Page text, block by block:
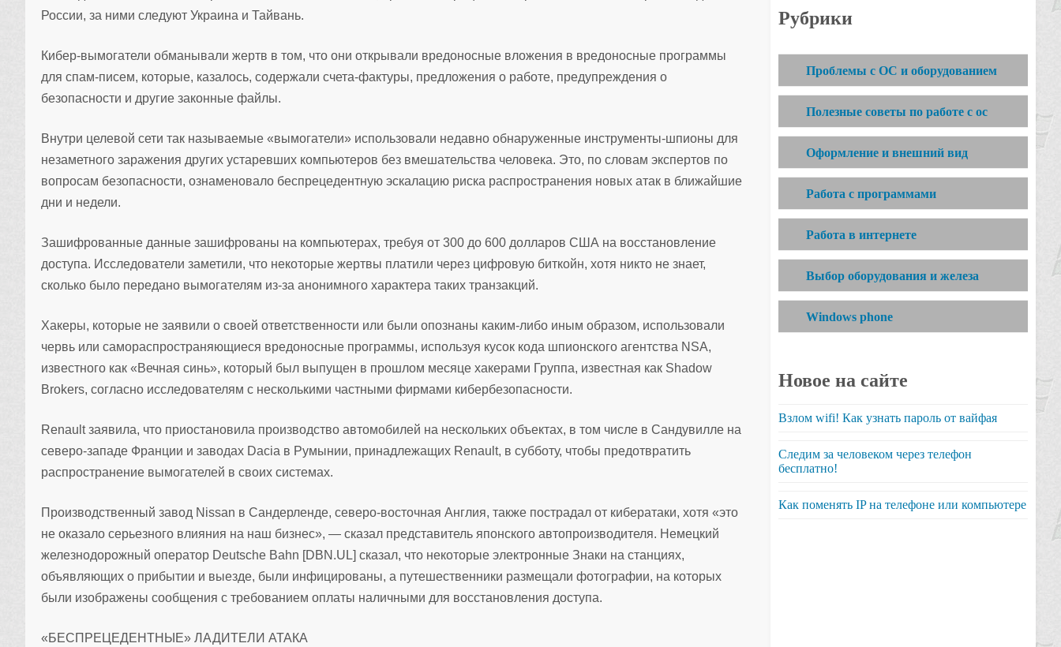
России, за ними следуют Украина и Тайвань.
Кибер-вымогатели обманывали жертв в том, что они открывали вредоносные вложения в вредоносные программы
для спам-писем, которые, казалось, содержали счета-фактуры, предложения о работе, предупреждения о
безопасности и другие законные файлы.
Внутри целевой сети так называемые «вымогатели» использовали недавно обнаруженные инструменты-шпионы для
незаметного заражения других устаревших компьютеров без вмешательства человека. Это, по словам экспертов по
вопросам безопасности, ознаменовало беспрецедентную эскалацию риска распространения новых атак в ближайшие
дни и недели.
Зашифрованные данные зашифрованы на компьютерах, требуя от 300 до 600 долларов США на восстановление
доступа. Исследователи заметили, что некоторые жертвы платили через цифровую биткойн, хотя никто не знает,
сколько было передано вымогателям из-за анонимного характера таких транзакций.
Хакеры, которые не заявили о своей ответственности или были опознаны каким-либо иным образом, использовали
червь или самораспространяющиеся вредоносные программы, используя кусок кода шпионского агентства NSA,
известного как «Вечная синь», который был выпущен в прошлом месяце хакерами Группа, известная как Shadow
Brokers, согласно исследователям с несколькими частными фирмами кибербезопасности.
Renault заявила, что приостановила производство автомобилей на нескольких объектах, в том числе в Сандувилле на
северо-западе Франции и заводах Dacia в Румынии, принадлежащих Renault, в субботу, чтобы предотвратить
распространение вымогателей в своих системах.
Производственный завод Nissan в Сандерленде, северо-восточная Англия, также пострадал от кибератаки, хотя «это
не оказало серьезного влияния на наш бизнес», — сказал представитель японского автопроизводителя. Немецкий
железнодорожный оператор Deutsche Bahn [DBN.UL] сказал, что некоторые электронные Знаки на станциях,
объявляющих о прибытии и выезде, были инфицированы, а путешественники размещали фотографии, на которых
были изображены сообщения с требованием оплаты наличными для восстановления доступа.
«БЕСПРЕЦЕДЕНТНЫЕ» ЛАДИТЕЛИ АТАКА
Рубрики
Проблемы с ОС и оборудованием
Полезные советы по работе с ос
Оформление и внешний вид
Работа с программами
Работа в интернете
Выбор оборудования и железа
Windows phone
Новое на сайте
Взлом wifi! Как узнать пароль от вайфая
Следим за человеком через телефон
бесплатно!
Как поменять IP на телефоне или компьютере